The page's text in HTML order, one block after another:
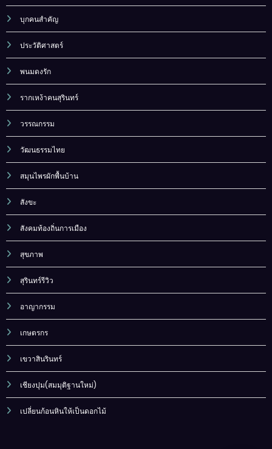
บุกคนสำคัญ
ประวัติศาสตร์
พนมดงรัก
รากเหง้าคนสุรินทร์
วรรณกรรม
วัฒนธรรมไทย
สมุนไพรผักพื้นบ้าน
สังขะ
สังคมท้องถิ่นการเมือง
สุขภาพ
สุรินทร์รีวิว
อาญากรรม
เกษตรกร
เขวาสินรินทร์
เชียงปุม(สมมุติฐานใหม่)
เปลี่ยนก้อนหินให้เป็นดอกไม้